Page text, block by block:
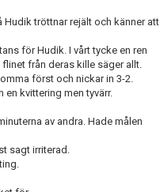
Hudik tröttnar rejält och känner att
för Hudik. I vårt tycke en ren
från deras kille säger allt.
först och nickar in 3-2.
kvittering men tyvärr.
av andra. Hade målen
sagt irriterad.